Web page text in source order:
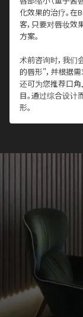
化效果的治疗。在
客，只要对唇妆效
方案。
术前咨询时，我
的唇形"，并根据
还可为您推荐口角
目。通过综合设计
形。